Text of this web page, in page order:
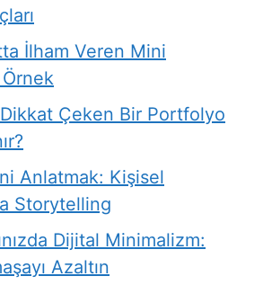
İlham Veren Mini
Çeken Bir Portfolyo
Anlatmak: Kişisel
Storytelling
Dijital Minimalizm:
Azaltın